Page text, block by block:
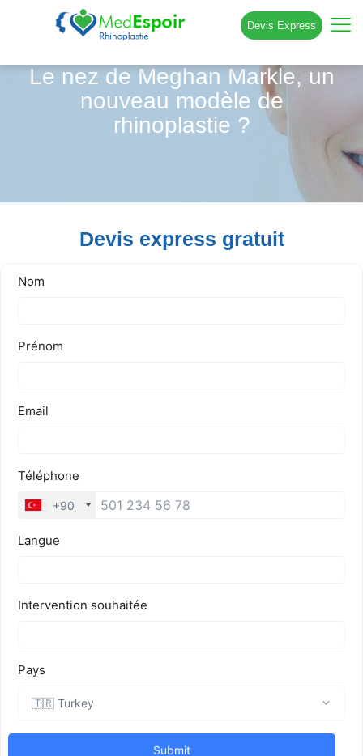
Devis Express
Le nez de Meghan Markle, un
nouveau modèle de
rhinoplastie ?
Devis express gratuit